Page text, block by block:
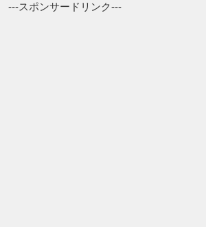
---スポンサードリンク---